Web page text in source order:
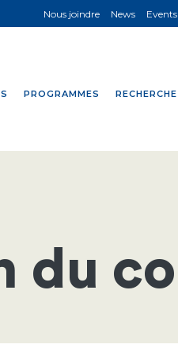
PROGRAMMES RECHERCHE
Nous joindre News Events
du